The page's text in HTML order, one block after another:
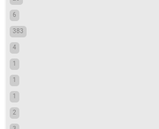
6
383
4
1
1
1
2